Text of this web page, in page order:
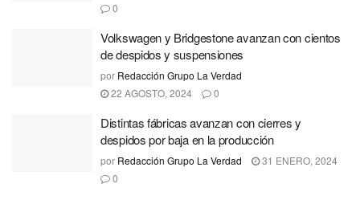
0
Volkswagen y Bridgestone avanzan con cientos
de despidos y suspensiones
por Redacción Grupo La Verdad
22 AGOSTO, 2024
0
Distintas fábricas avanzan con cierres y
despidos por baja en la producción
por Redacción Grupo La Verdad
31 ENERO, 2024
0